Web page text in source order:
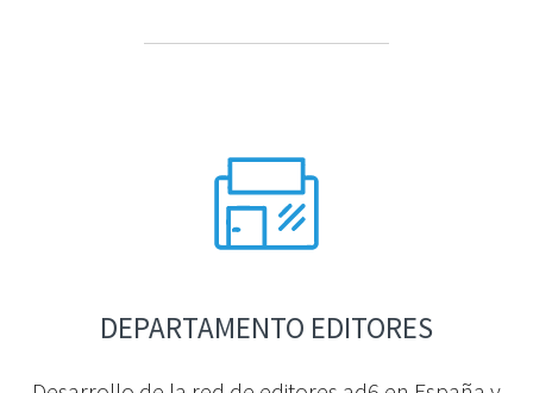
DEPARTAMENTO EDITORES